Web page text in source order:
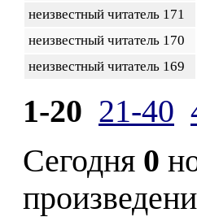
неизвестный читатель 171
неизвестный читатель 170
неизвестный читатель 169
1-20 21-40
Сегодня 0